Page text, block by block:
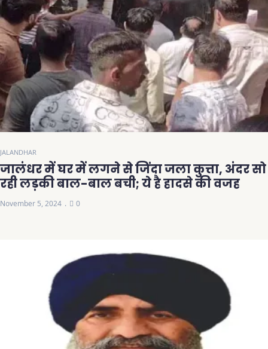
JALANDHAR
जालंधर में घर में लगने से जिंदा जला कुत्ता, अंदर सो
रही लड़की बाल-बाल बची; ये है हादसे की वजह
November 5, 2024 0